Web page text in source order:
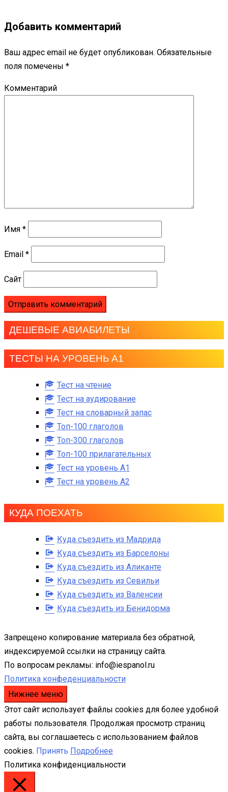
Добавить комментарий
Ваш адрес email не будет опубликован. Обязательные
поля помечены *
Комментарий
Имя *
Email *
Сайт
ДЕШЕВЫЕ АВИАБИЛЕТЫ
ТЕСТЫ НА УРОВЕНЬ А1
Тест на чтение
Тест на аудирование
Тест на словарный запас
Топ-100 глаголов
Топ-300 глаголов
Топ-100 прилагательных
Тест на уровень A1
Тест на уровень A2
КУДА ПОЕХАТЬ
Куда съездить из Мадрида
Куда съездить из Барселоны
Куда съездить из Аликанте
Куда съездить из Севильи
Куда съездить из Валенсии
Куда съездить из Бенидорма
Запрещено копирование материала без обратной,
индексируемой ссылки на страницу сайта.
По вопросам рекламы: info@iespanol.ru
Политика конфеденциальности
Нижнее меню
Этот сайт использует файлы cookies для более удобной
работы пользователя. Продолжая просмотр страниц
сайта, вы соглашаетесь с использованием файлов
cookies. Принять Подробнее
Политика конфиденциальности